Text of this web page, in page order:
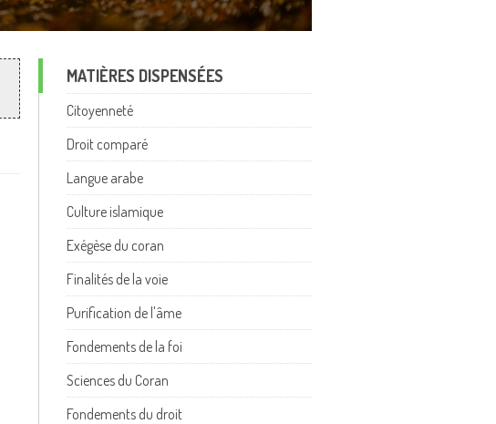
MATIÈRES DISPENSÉES
Citoyenneté
Droit comparé
Langue arabe
Culture islamique
Exégèse du coran
Finalités de la voie
Purification de l'âme
Fondements de la foi
Sciences du Coran
Fondements du droit